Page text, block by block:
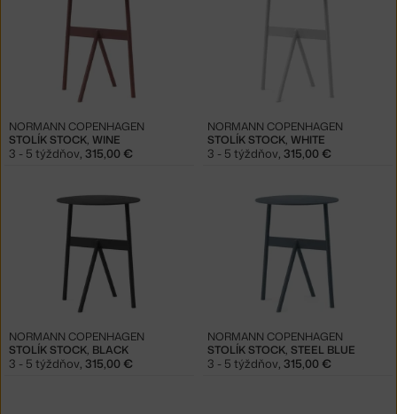
STOLÍK STOCK, WINE
NORMANN COPENHAGEN
3 - 5 týždňov, 315,00 €
STOLÍK STOCK, WHITE
NORMANN COPENHAGEN
3 - 5 týždňov, 315,00 €
STOLÍK STOCK, BLACK
NORMANN COPENHAGEN
3 - 5 týždňov, 315,00 €
STOLÍK STOCK, STEEL BLUE
NORMANN COPENHAGEN
3 - 5 týždňov, 315,00 €